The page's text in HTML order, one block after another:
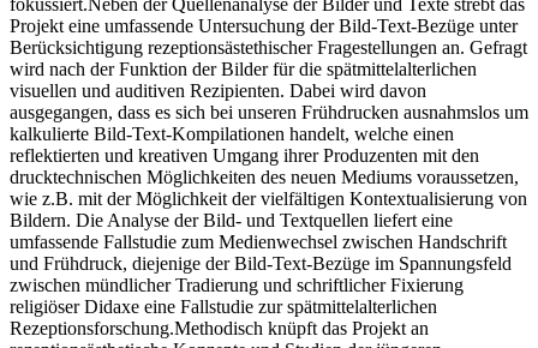
Projekt eine umfassende Untersuchung der Bild-Text-Bezüge unter
Berücksichtigung rezeptionsästethischer Fragestellungen an. Gefragt
wird nach der Funktion der Bilder für die spätmittelalterlichen
visuellen und auditiven Rezipienten. Dabei wird davon
ausgegangen, dass es sich bei unseren Frühdrucken ausnahmslos um
kalkulierte Bild-Text-Kompilationen handelt, welche einen
reflektierten und kreativen Umgang ihrer Produzenten mit den
drucktechnischen Möglichkeiten des neuen Mediums voraussetzen,
wie z.B. mit der Möglichkeit der vielfältigen Kontextualisierung von
Bildern. Die Analyse der Bild- und Textquellen liefert eine
umfassende Fallstudie zum Medienwechsel zwischen Handschrift
und Frühdruck, diejenige der Bild-Text-Bezüge im Spannungsfeld
zwischen mündlicher Tradierung und schriftlicher Fixierung
religiöser Didaxe eine Fallstudie zur spätmittelalterlichen
Rezeptionsforschung.Methodisch knüpft das Projekt an